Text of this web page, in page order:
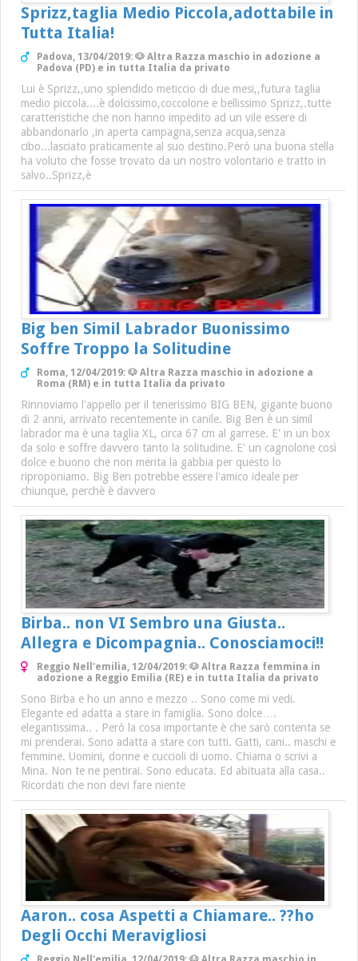
Sprizz,taglia Medio Piccola,adottabile in
Tutta Italia!
Padova, 13/04/2019: 🐶 Altra Razza maschio in adozione a
Padova (PD) e in tutta Italia da privato
Lui è Sprizz,,uno splendido meticcio di due mesi,,futura taglia
medio piccola....è dolcissimo,coccolone e bellissimo Sprizz,.tutte
caratteristiche che non hanno impedito ad un vile essere di
abbandonarlo ,in aperta campagna,senza acqua,senza
cibo...lasciato praticamente al suo destino.Però una buona stella
ha voluto che fosse trovato da un nostro volontario e tratto in
salvo..Sprizz,è
Big ben Simil Labrador Buonissimo
Soffre Troppo la Solitudine
Roma, 12/04/2019: 🐶 Altra Razza maschio in adozione a
Roma (RM) e in tutta Italia da privato
Rinnoviamo l'appello per il tenerissimo BIG BEN, gigante buono
di 2 anni, arrivato recentemente in canile. Big Ben è un simil
labrador ma è una taglia XL, circa 67 cm al garrese. E' in un box
da solo e soffre davvero tanto la solitudine. E' un cagnolone così
dolce e buono che non merita la gabbia per questo lo
riproponiamo. Big Ben potrebbe essere l'amico ideale per
chiunque, perchè è davvero
Birba.. non VI Sembro una Giusta..
Allegra e Dicompagnia.. Conosciamoci!!
Reggio Nell'emilia, 12/04/2019: 🐶 Altra Razza femmina in
adozione a Reggio Emilia (RE) e in tutta Italia da privato
Sono Birba e ho un anno e mezzo .. Sono come mi vedi.
Elegante ed adatta a stare in famiglia. Sono dolce….
elegantissima.. . Però la cosa importante è che sarò contenta se
mi prenderai. Sono adatta a stare con tutti. Gatti, cani.. maschi e
femmine. Uomini, donne e cuccioli di uomo. Chiama o scrivi a
Mina. Non te ne pentirai. Sono educata. Ed abituata alla casa..
Ricordati che non devi fare niente
Aaron.. cosa Aspetti a Chiamare.. ??ho
Degli Occhi Meravigliosi